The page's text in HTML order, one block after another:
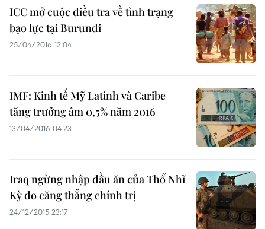
ICC mở cuộc điều tra về tình trạng
bạo lực tại Burundi
25/04/2016 12:04
IMF: Kinh tế Mỹ Latinh và Caribe
tăng trưởng âm 0,5% năm 2016
13/04/2016 04:23
Iraq ngừng nhập dầu ăn của Thổ Nhĩ
Kỳ do căng thẳng chính trị
24/12/2015 23:17